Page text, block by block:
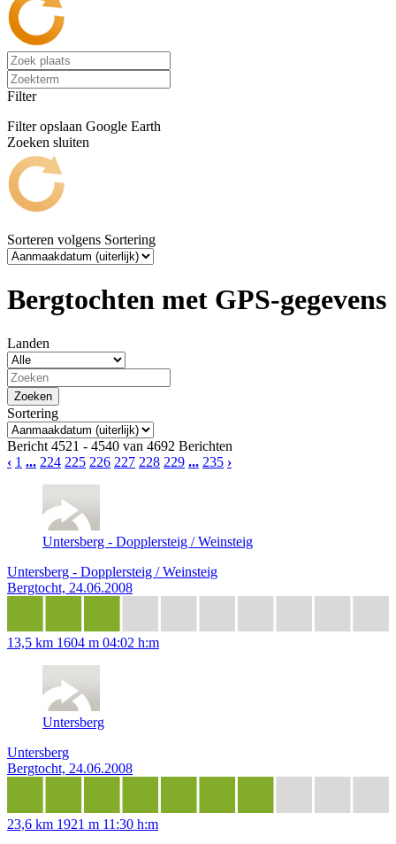
Filter
Filter opslaan Google Earth
Zoeken sluiten
Sorteren volgens Sortering
Bergtochten met GPS-gegevens
Landen
Sortering
Bericht 4521 - 4540 van 4692 Berichten
‹ 1 ... 224 225 226 227 228 229 ... 235 ›
Untersberg - Dopplersteig / Weinsteig
Untersberg - Dopplersteig / Weinsteig
Bergtocht, 24.06.2008
13,5 km 1604 m 04:02 h:m
Untersberg
Untersberg
Bergtocht, 24.06.2008
23,6 km 1921 m 11:30 h:m